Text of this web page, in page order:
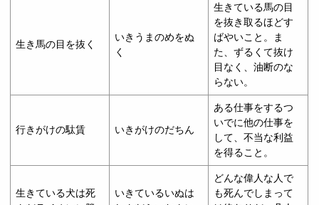
生き馬の目を抜く
いきうまのめをぬ
く
生きている馬の目
を抜き取るほどす
ばやいこと。ま
た、ずるくて抜け
目なく、油断のな
らない。
行きがけの駄賃 いきがけのだちん
ある仕事をするつ
いでに他の仕事を
して、不当な利益
を得ること。
生きている犬は死
いきているいぬは
どんな偉人な人で
も死んでしまって